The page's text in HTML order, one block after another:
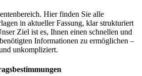
Hier finden Sie alle
in aktueller Fassung, klar strukturiert
Ziel ist es, Ihnen einen schnellen und
Informationen zu ermöglichen –
unkompliziert.